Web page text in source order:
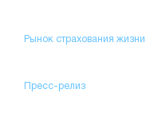
Рынок страхования жизни
Пресс-релиз